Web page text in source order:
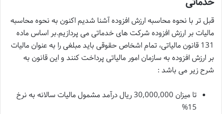
قبل تر با نحوه محاسبه ارزش افزوده آشنا شدیم اکنون به نحوه محاسبه
مالیات بر ارزش افزوده شرکت های خدماتی می پردازیم.بر اساس ماده
131 قانون مالیاتی، تمام اشخاص حقوقی باید مبلغی را به عنوان مالیات
بر ارزش افزوده به سازمان امور مالیاتی پرداخت کنند و این قانون به
شرح زیر می باشد :
تا میزان 30,000,000 ریال درآمد مشمول مالیات سالانه به نرخ
15%